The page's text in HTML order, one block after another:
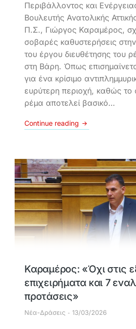
Περιβάλλοντος και
Βουλευτής Ανατολικής
Π.Σ., Γιώργος Καραμέρος,
σοβαρές καθυστερήσεις
του έργου διευθέτησης του
στη Βάρη. Όπως
για ένα κρίσιμο
ευρύτερη περιοχή, καθώς το
ρέμα αποτελεί βασικό…
Continue reading
Καραμέρος: «Όχι στις
επιχειρήματα και 7
προτάσεις»
Νέα-Δράσεις 13/03/2026